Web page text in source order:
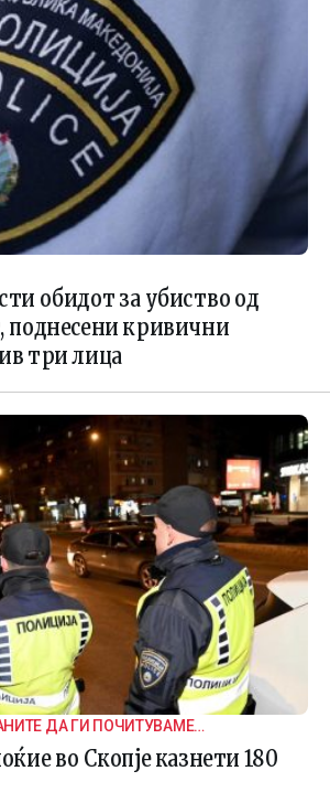
обидот за убиство од
поднесени кривични
три лица
ДА ГИ ПОЧИТУВАМЕ
во Скопје казнети 180